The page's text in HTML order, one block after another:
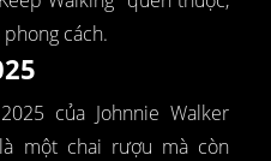
cách.
của Johnnie Walker
một chai rượu mà còn